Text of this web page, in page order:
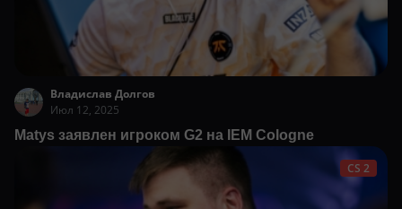
Владислав Долгов
Июл 12, 2025
Matys заявлен игроком G2 на IEM Cologne
CS 2